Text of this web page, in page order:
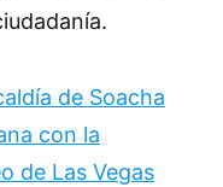
de Soacha
con la
de Las Vegas